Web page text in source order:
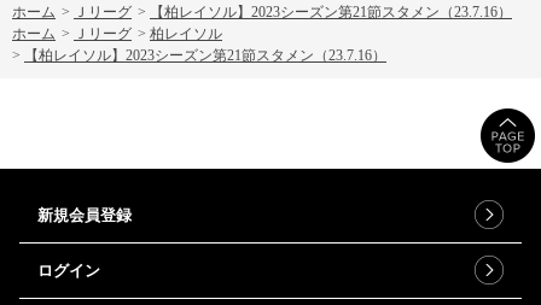
ホーム > Ｊリーグ >
【柏レイソル】2023シーズン第21節スタメン（23.7.16）
ホーム > Ｊリーグ > 柏レイソル
>
【柏レイソル】2023シーズン第21節スタメン（23.7.16）
新規会員登録
ログイン